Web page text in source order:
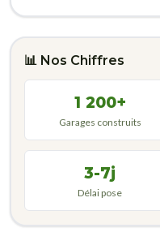
📊 Nos Chiffres
1 200+
Garages construits
3-7j
Délai pose